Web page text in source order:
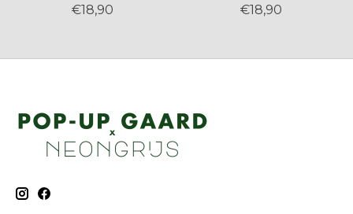
€18,90
€18,90